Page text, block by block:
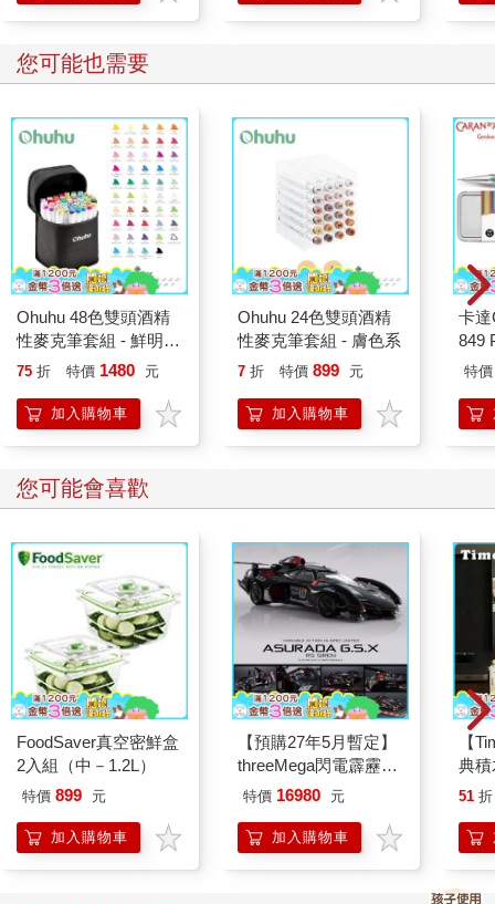
您可能也需要
Ohuhu 48色雙頭酒精
性麥克筆套組 - 鮮明色
系 (新包裝)
75 折 特價 1480 元
加入購物車
Ohuhu 24色雙頭酒精
性麥克筆套組 - 膚色系
7 折 特價 899 元
加入購物車
卡
849
筆
特價
您可能會喜歡
FoodSaver真空密鮮盒
2入組（中－1.2L）
特價 899 元
加入購物車
【預購27年5月暫定】
threeMega閃電霹靂車
VA Hi-SPEC UNITED
SIREN 黑色限定
特價 16980 元
加入購物車
【
典
51 折